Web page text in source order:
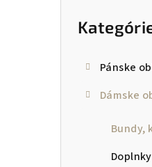
Pánske
Dámske
Bundy,
Doplnky